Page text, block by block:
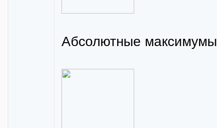
Абсолютные